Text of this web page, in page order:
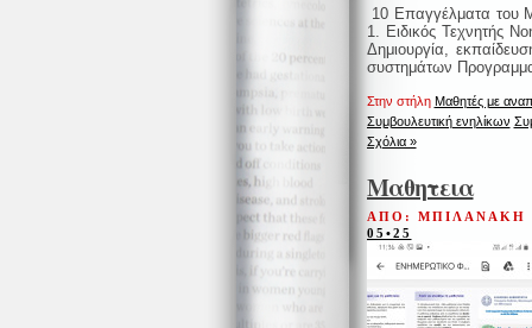
10 Επαγγέλματα του
1. Ειδικός Τεχνητής
Δημιουργία,
συστημάτων
Στην στήλη Μαθητές με
Συμβουλευτική ενηλίκων
Σχόλια »
Μαθητεια
ΑΠΟ: ΜΠΙΛΑΝΑΚΗ
05•25